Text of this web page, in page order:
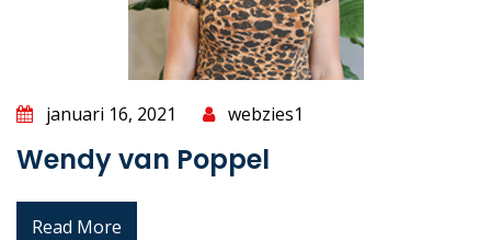
januari 16, 2021 webzies1
Wendy van Poppel
Read More